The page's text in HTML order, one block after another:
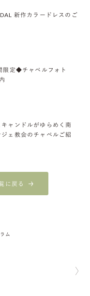
新作カラードレスのご
定◆チャペルフォト
ャンドルがゆらめく南
ェ教会のチャペルご紹
に戻る
ム